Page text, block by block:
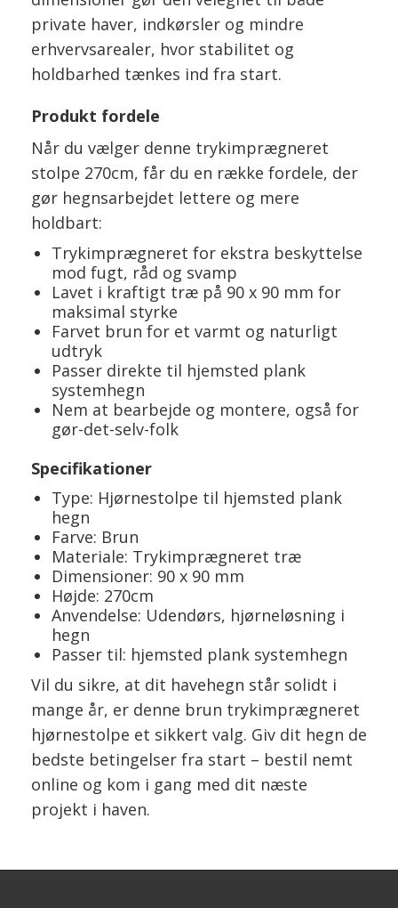
private haver, indkørsler og mindre
erhvervsarealer, hvor stabilitet og
holdbarhed tænkes ind fra start.
Produkt fordele
Når du vælger denne trykimprægneret
stolpe 270cm, får du en række fordele, der
gør hegnsarbejdet lettere og mere
holdbart:
Trykimprægneret for ekstra beskyttelse
mod fugt, råd og svamp
Lavet i kraftigt træ på 90 x 90 mm for
maksimal styrke
Farvet brun for et varmt og naturligt
udtryk
Passer direkte til hjemsted plank
systemhegn
Nem at bearbejde og montere, også for
gør-det-selv-folk
Specifikationer
Type: Hjørnestolpe til hjemsted plank
hegn
Farve: Brun
Materiale: Trykimprægneret træ
Dimensioner: 90 x 90 mm
Højde: 270cm
Anvendelse: Udendørs, hjørneløsning i
hegn
Passer til: hjemsted plank systemhegn
Vil du sikre, at dit havehegn står solidt i
mange år, er denne brun trykimprægneret
hjørnestolpe et sikkert valg. Giv dit hegn de
bedste betingelser fra start – bestil nemt
online og kom i gang med dit næste
projekt i haven.